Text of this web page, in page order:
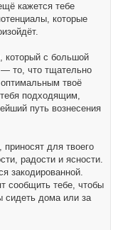
кажется тебе
которые
который с большой
— то, что тщательно
твоё
подходящим,
путь вознесения
для твоего
радости и ясности.
закодированной.
сообщить тебе, чтобы
сидеть дома или за